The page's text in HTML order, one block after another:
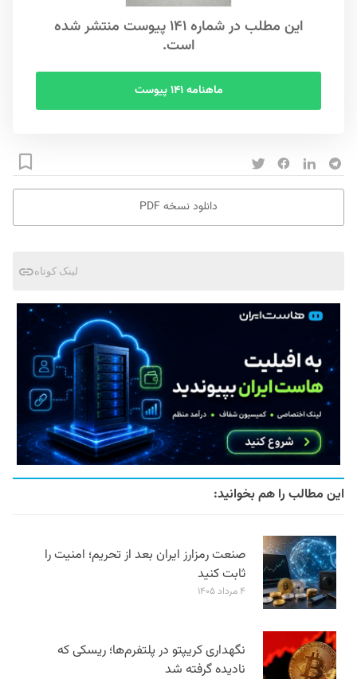
این مطلب در شماره ۱۴۱ پیوست منتشر شده
است.
ماهنامه ۱۴۱ پیوست
دانلود نسخه PDF
لینک کوتاه
این مطالب را هم بخوانید:
صنعت رمزارز ایران بعد از تحریم؛ امنیت را
ثابت کنید
۴ مرداد ۱۴۰۵
نگهداری کریپتو در پلتفرم‌ها؛ ریسکی که
نادیده گرفته شد